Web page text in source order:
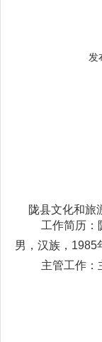
发
陇县文化和旅
工作简历：
男，汉族，1985
主管工作：